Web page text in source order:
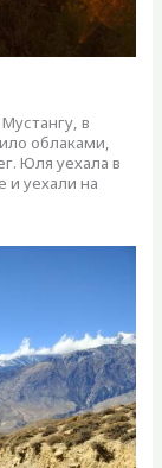
в
облаками,
Юля уехала в
и уехали на